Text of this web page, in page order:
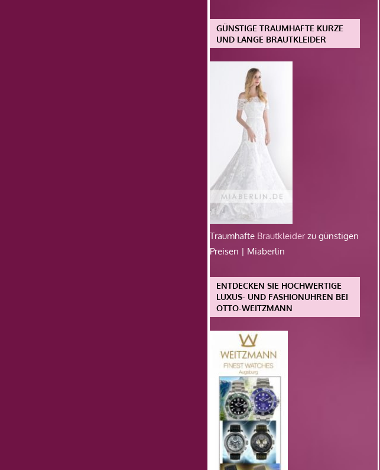
GÜNSTIGE TRAUMHAFTE KURZE
UND LANGE BRAUTKLEIDER
Traumhafte Brautkleiderzu günstigen
Preisen | Miaberlin
ENTDECKEN SIE HOCHWERTIGE
LUXUS- UND FASHIONUHREN BEI
OTTO-WEITZMANN